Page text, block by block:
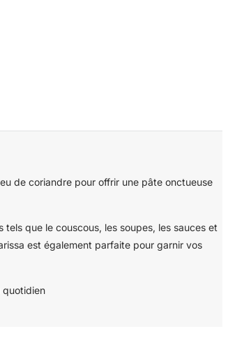
de coriandre pour offrir une pâte onctueuse
que le couscous, les soupes, les sauces et
est également parfaite pour garnir vos
quotidien